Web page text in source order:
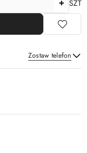
SZT
Zostaw telefon